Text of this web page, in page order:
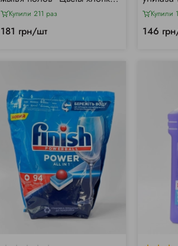
(1000мл)
Купили 211 раз
181 грн/шт
Купили
146